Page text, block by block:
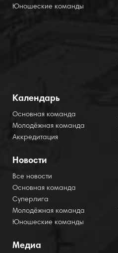
Юношеские команды
Календарь
Основная команда
Молодёжная команда
Аккредитация
Новости
Все новости
Основная команда
Суперлига
Молодёжная команда
Юношеские команды
Медиа